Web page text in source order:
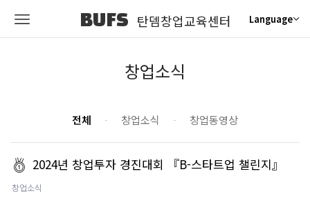
BUFS 탄뎀창업교육센터 Language
창업소식
전체 창업소식 창업동영상
2024년 창업투자 경진대회 『B-스타트업 챌린지』
창업소식